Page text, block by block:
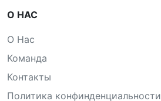
О НАС
О Нас
Команда
Контакты
Политика конфинденциальности